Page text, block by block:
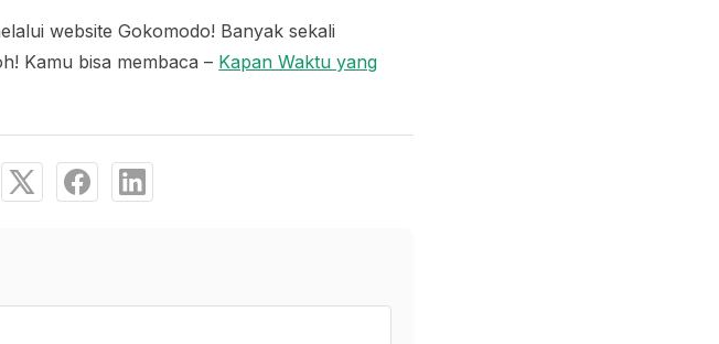
website Gokomodo! Banyak sekali
Kamu bisa membaca – Kapan Waktu yang